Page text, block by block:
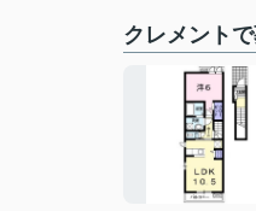
クレメント